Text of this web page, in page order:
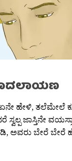
ಹೇಳಿ, ತಲೆಮೇಲೆ
ಜಾಸ್ತಿನೇ
ಅವರು ಬೇರೆ ಬೇರೆ